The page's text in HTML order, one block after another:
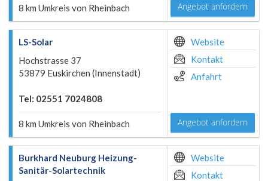
8 km Umkreis von Rheinbach Angebot anfordern
LS-Solar
Hochstrasse 37
53879 Euskirchen (Innenstadt)
Tel: 02551 7024808
8 km Umkreis von Rheinbach
Website
Kontakt
Anfahrt
Angebot anfordern
Burkhard Neuburg Heizung-
Sanitär-Solartechnik
Website
Kontakt